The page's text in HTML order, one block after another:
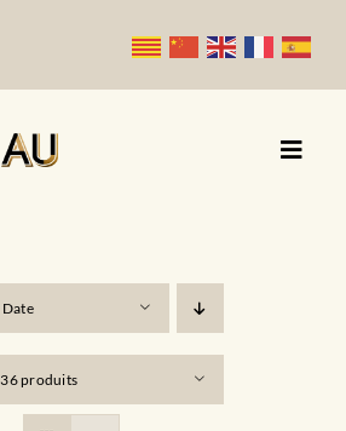
Date
36 produits